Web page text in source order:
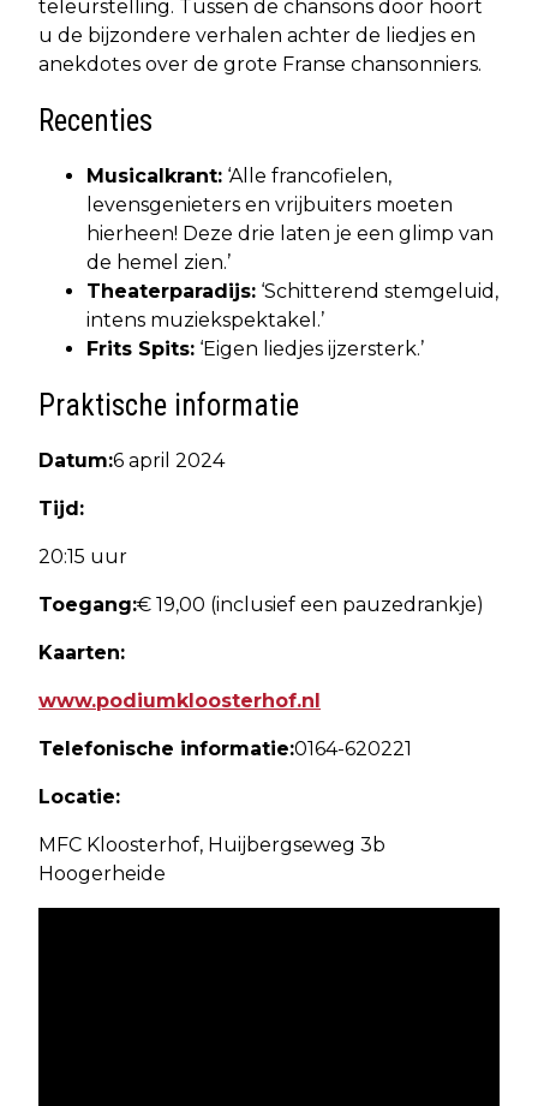
teleurstelling. Tussen de chansons door hoort
u de bijzondere verhalen achter de liedjes en
anekdotes over de grote Franse chansonniers.
Recenties
Musicalkrant: ‘Alle francofielen,
levensgenieters en vrijbuiters moeten
hierheen! Deze drie laten je een glimp van
de hemel zien.’
Theaterparadijs: ‘Schitterend stemgeluid,
intens muziekspektakel.’
Frits Spits: ‘Eigen liedjes ijzersterk.’
Praktische informatie
Datum:6 april 2024
Tijd:
20:15 uur
Toegang:€ 19,00 (inclusief een pauzedrankje)
Kaarten:
www.podiumkloosterhof.nl
Telefonische informatie:0164-620221
Locatie:
MFC Kloosterhof, Huijbergseweg 3b
Hoogerheide